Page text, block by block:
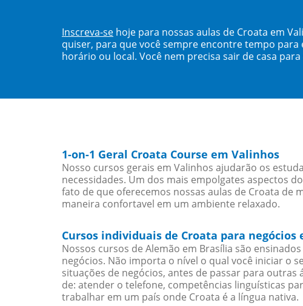
Inscreva-se hoje para nossas aulas de Croata em
quiser, para que você sempre encontre tempo
horário ou local. Você nem precisa sair de casa
1-on-1 Geral Croata Course em Valinhos
Nosso cursos gerais em Valinhos ajudarão os
necessidades. Um dos mais empolgates aspectos
fato de que oferecemos nossas aulas de Croata de
maneira confortavel em um ambiente relaxado.
Cursos individuais de Croata para negócios
Nossos cursos de Alemão em Brasília são
negócios. Não importa o nível o qual você iniciar o
situações de negócios, antes de passar para
de: atender o telefone, competências linguísticas
trabalhar em um país onde Croata é a língua nativa.